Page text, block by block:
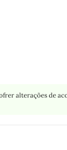
alterações de